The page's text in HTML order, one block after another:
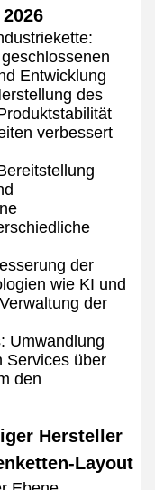
Entwicklung
des
verbessert
der
wie KI und
der
Umwandlung
Services über
den
Hersteller
Layout